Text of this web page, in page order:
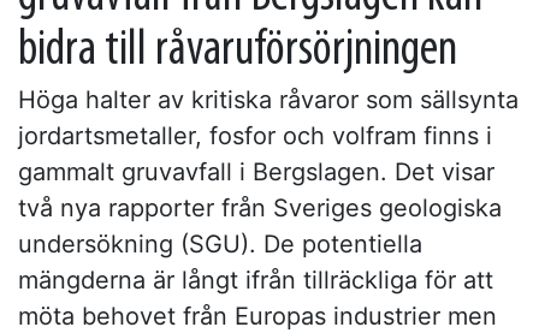
bidra till råvaruförsörjningen
Höga halter av kritiska råvaror som sällsynta
jordartsmetaller, fosfor och volfram finns i
gammalt gruvavfall i Bergslagen. Det visar
två nya rapporter från Sveriges geologiska
undersökning (SGU). De potentiella
mängderna är långt ifrån tillräckliga för att
möta behovet från Europas industrier men